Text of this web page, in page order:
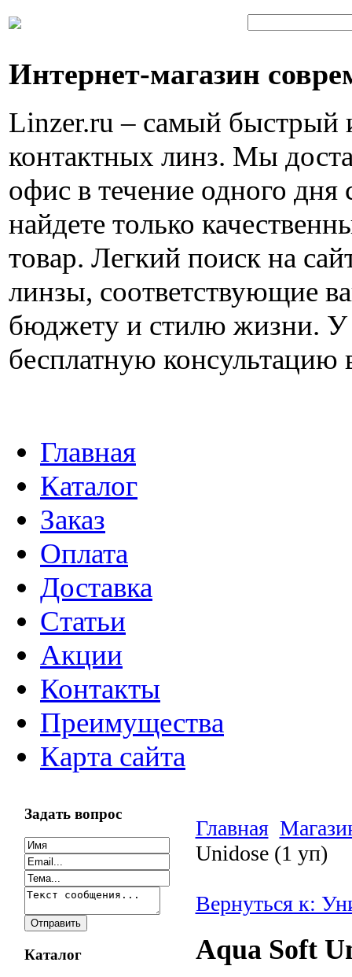
Интернет-магазин
Linzer.ru – самый быстрый
контактных линз. Мы
офис в течение одного дня
найдете только
товар. Легкий поиск на
линзы, соответствующие
бюджету и стилю жизни. У
бесплатную консультацию
Главная
Каталог
Заказ
Оплата
Доставка
Статьи
Акции
Контакты
Преимущества
Карта сайта
Задать вопрос
Каталог
Главная
Unidose (1 уп)
Вернуться к:
Aqua Soft